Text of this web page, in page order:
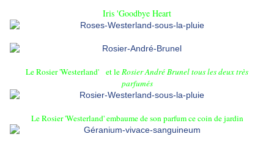
Iris 'Goodbye Heart
Le Rosier 'Westerland' et leRosier André Brunel tous les deux très
parfumés
Le Rosier 'Westerland' embaume de son parfum ce coin de jardin